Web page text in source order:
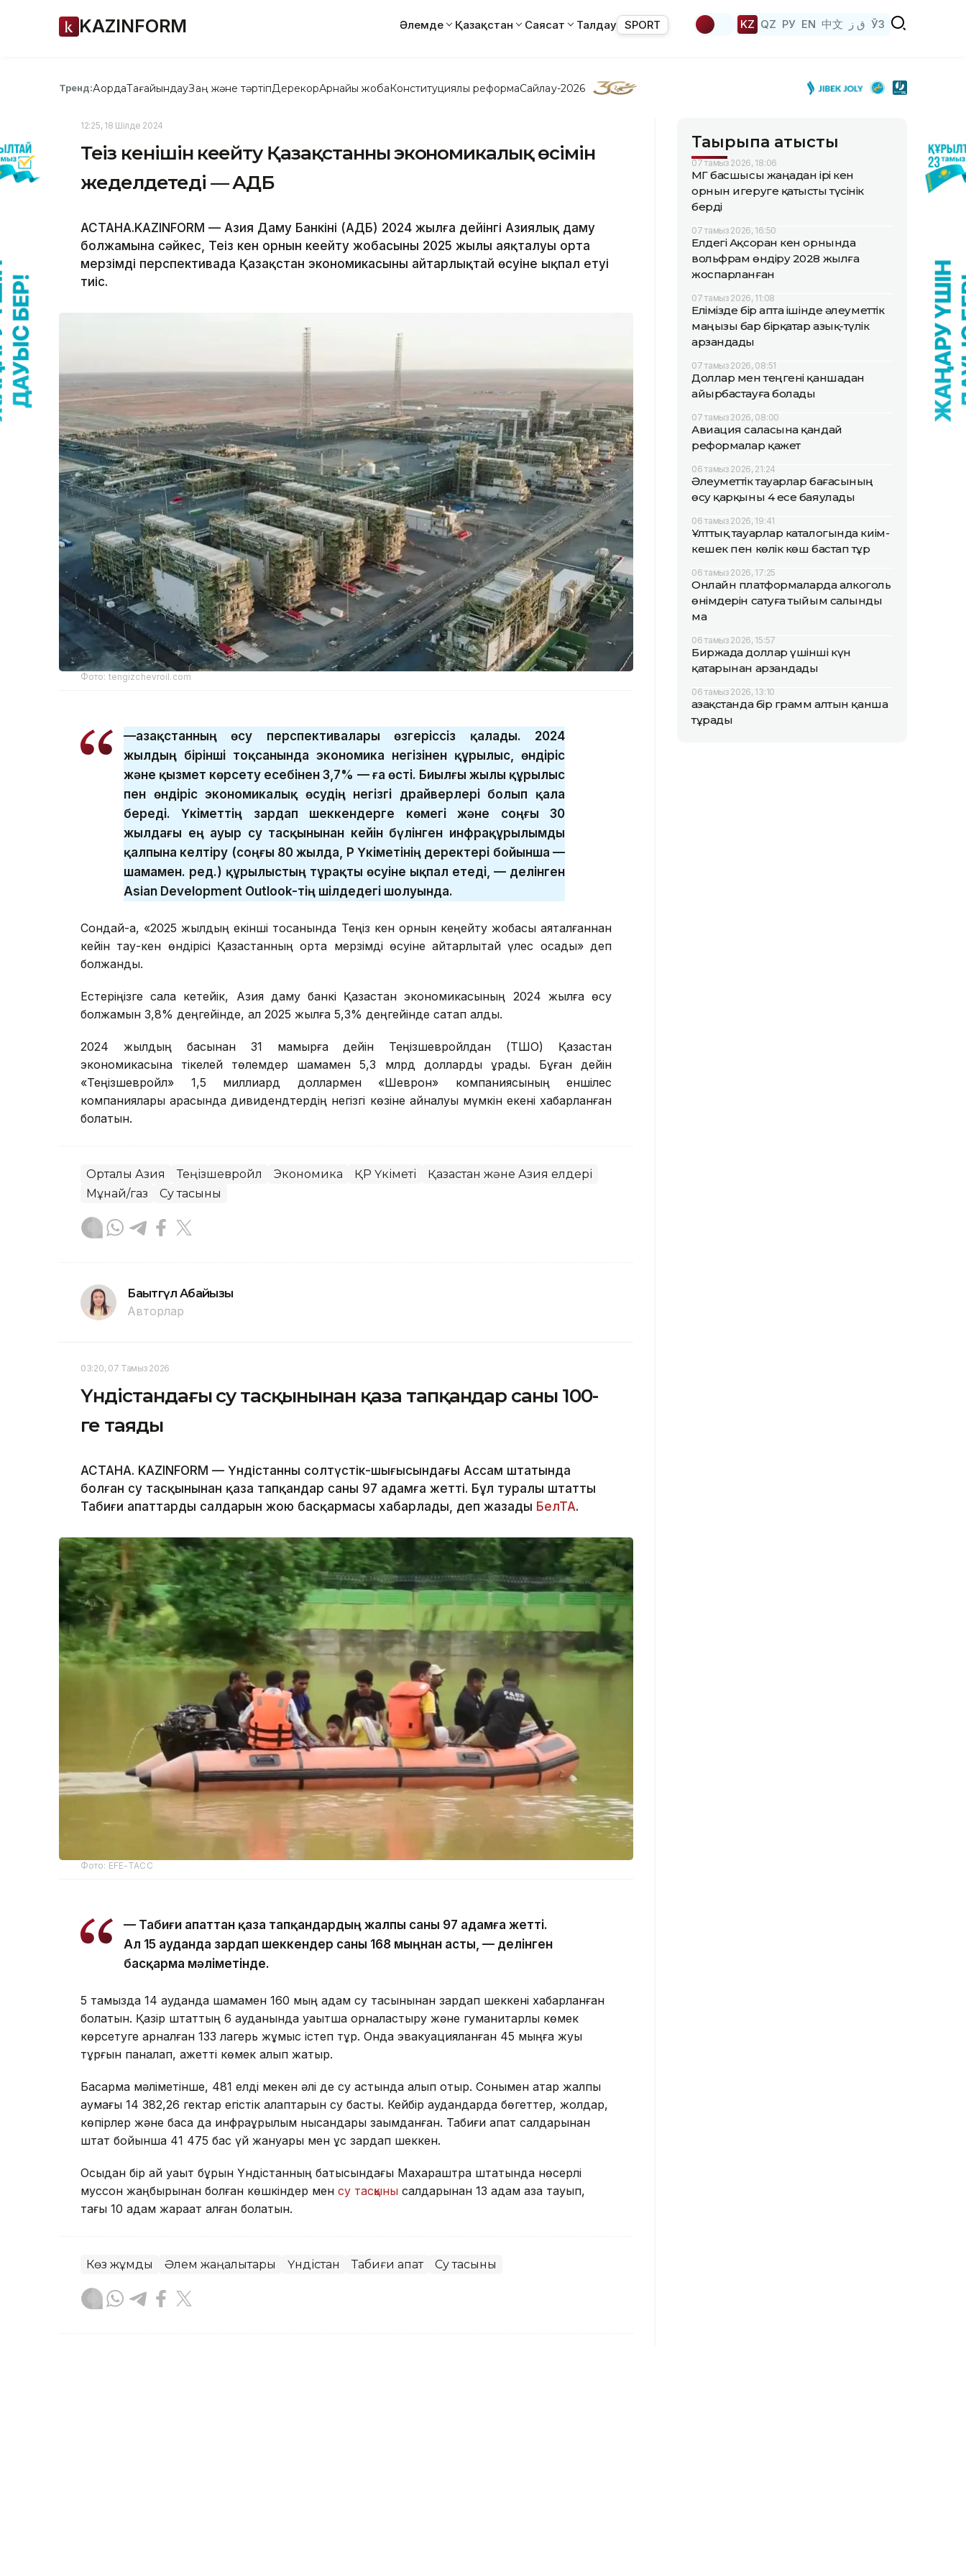
KAZINFORM Әлемде Қазақстан Саясат Талдау SPORT KZ QZ РУ EN 中文 ق ز ЎЗ
Тренд:АқордаТағайындауЗаң және тәртіпДерекқорАрнайы жобаКонституциялық реформаСайлау-2026
12:25, 18 Шілде 2024
Теңіз кенішін кеңейту Қазақстанның экономикалық өсімін
жеделдетеді — АДБ
АСТАНА.KAZINFORM — Азия Даму Банкінің (АДБ) 2024 жылға дейінгі Азиялық даму
болжамына сәйкес, Теңіз кен орнын кеңейту жобасының 2025 жылы аяқталуы орта
мерзімді перспективада Қазақстан экономикасының айтарлықтай өсуіне ықпал етуі
тиіс.
Фото: tengizchevroil.com
—Қазақстанның өсу перспективалары өзгеріссіз қалады. 2024
жылдың бірінші тоқсанында экономика негізінен құрылыс, өндіріс
және қызмет көрсету есебінен 3,7% — ға өсті. Биылғы жылы құрылыс
пен өндіріс экономикалық өсудің негізгі драйверлері болып қала
береді. Үкіметтің зардап шеккендерге көмегі және соңғы 30
жылдағы ең ауыр су тасқынынан кейін бүлінген инфрақұрылымды
қалпына келтіру (соңғы 80 жылда, ҚР Үкіметінің деректері бойынша —
шамамен. ред.) құрылыстың тұрақты өсуіне ықпал етеді, — делінген
Asian Development Outlook-тің шілдедегі шолуында.
Сондай-ақ, «2025 жылдың екінші тоқсанында Теңіз кен орнын кеңейту жобасы аяқталғаннан
кейін тау-кен өндірісі Қазақстанның орта мерзімді өсуіне айтарлықтай үлес қосады» деп
болжанды.
Естеріңізге сала кетейік, Азия даму банкі Қазақстан экономикасының 2024 жылға өсу
болжамын 3,8% деңгейінде, ал 2025 жылға 5,3% деңгейінде сақтап қалды.
2024 жылдың басынан 31 мамырға дейін Теңізшевройлдан (ТШО) Қазақстан
экономикасына тікелей төлемдер шамамен 5,3 млрд долларды құрады. Бұған дейін
«Теңізшевройл» 1,5 миллиард доллармен «Шеврон» компаниясының еншілес
компаниялары арасында дивидендтердің негізгі көзіне айналуы мүмкін екені хабарланған
болатын.
Орталық Азия Теңізшевройл Экономика ҚР Үкіметі
Қазақстан және Азия елдері
Мұнай/газ
Су тасқыны
Бақытгүл Абайқызы
Авторлар
03:20, 07 Тамыз 2026
Үндістандағы су тасқынынан қаза тапқандар саны 100-
ге таяды
АСТАНА. KAZINFORM — Үндістанның солтүстік-шығысындағы Ассам штатында
болған су тасқынынан қаза тапқандар саны 97 адамға жетті. Бұл туралы штаттың
Табиғи апаттардың салдарын жою басқармасы хабарлады, деп жазады БелТА.
Фото: EFE-ТАСС
— Табиғи апаттан қаза тапқандардың жалпы саны 97 адамға жетті.
Ал 15 ауданда зардап шеккендер саны 168 мыңнан асты, — делінген
басқарма мәліметінде.
5 тамызда 14 ауданда шамамен 160 мың адам су тасқынынан зардап шеккені хабарланған
болатын. Қазір штаттың 6 ауданында уақытша орналастыру және гуманитарлық көмек
көрсетуге арналған 133 лагерь жұмыс істеп тұр. Онда эвакуацияланған 45 мыңға жуық
тұрғын паналап, қажетті көмек алып жатыр.
Басқарма мәліметінше, 481 елді мекен әлі де су астында қалып отыр. Сонымен қатар жалпы
аумағы 14 382,26 гектар егістік алқаптарын су басты. Кейбір аудандарда бөгеттер, жолдар,
көпірлер және басқа да инфрақұрылым нысандары зақымданған. Табиғи апат салдарынан
штат бойынша 41 475 бас үй жануары мен құс зардап шеккен.
Осыдан бір ай уақыт бұрын Үндістанның батысындағы Махараштра штатында нөсерлі
муссон жаңбырынан болған көшкіндер мен су тасқыны салдарынан 13 адам қаза тауып,
тағы 10 адам жарақат алған болатын.
Көз жұмды Әлем жаңалықтары Үндістан Табиғи апат Су тасқыны
Тақырыпқа қатысты
07 тамыз 2026, 18:06
ҚМГ басшысы жаңадан ірі кен
орнын игеруге қатысты түсінік
берді
07 тамыз 2026, 16:50
Елдегі Ақсоран кен орнында
вольфрам өндіру 2028 жылға
жоспарланған
07 тамыз 2026, 11:08
Елімізде бір апта ішінде әлеуметтік
маңызы бар бірқатар азық-түлік
арзандады
07 тамыз 2026, 08:51
Доллар мен теңгені қаншадан
айырбастауға болады
07 тамыз 2026, 08:00
Авиация саласына қандай
реформалар қажет
06 тамыз 2026, 21:24
Әлеуметтік тауарлар бағасының
өсу қарқыны 4 есе баяулады
06 тамыз 2026, 19:41
Ұлттық тауарлар каталогында киім-
кешек пен көлік көш бастап тұр
06 тамыз 2026, 17:25
Онлайн платформаларда алкоголь
өнімдерін сатуға тыйым салынды
ма
06 тамыз 2026, 15:57
Биржада доллар үшінші күн
қатарынан арзандады
06 тамыз 2026, 13:10
Қазақстанда бір грамм алтын қанша
тұрады